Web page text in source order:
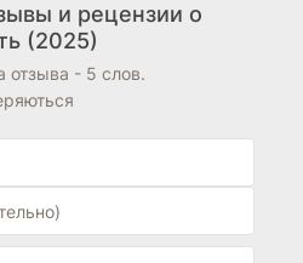
и рецензии о
(2025)
отзыва - 5 слов.